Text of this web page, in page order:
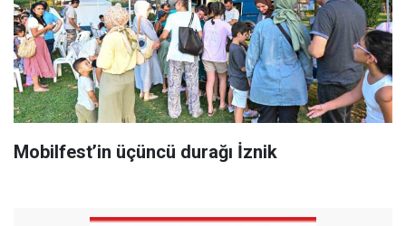
Mobilfest’in üçüncü durağı İznik